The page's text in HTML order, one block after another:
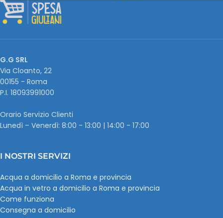
G.G SRL
Via Cloanto, 22
00155 - Roma
P.I. ‭18093991000
Orario Servizio Clienti
Lunedì – Venerdì: 8:00 - 13:00 | 14:00 - 17:00
I NOSTRI SERVIZI
Acqua a domicilio a Roma e provincia
Acqua in vetro a domicilio a Roma e provincia
Come funziona
Consegna a domicilio